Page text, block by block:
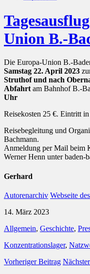
Union B.-
Die Europa-Union B.-
Samstag 22. April 2023
Struthof und nach
Abfahrt am Bahnhof B.-
Uhr
Reisekosten 25 €. Eintritt
Reisebegleitung und
Bachmann.
Anmeldung per Mail beim
Werner Henn unter baden-
Gerhard
Autorenarchiv Webseite
14. März 2023
Allgemein, Geschichte,
Konzentrationslager,
Vorheriger Beitrag